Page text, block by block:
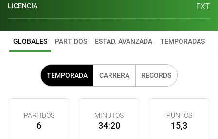
LICENCIA EXT
GLOBALES PARTIDOS ESTAD. AVANZADA TEMPORADAS
TEMPORADA CARRERA RECORDS
PARTIDOS
6
MINUTOS
34:20
PUNTOS
15,3